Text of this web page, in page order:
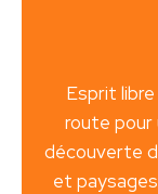
Esprit
route pour
découverte
et